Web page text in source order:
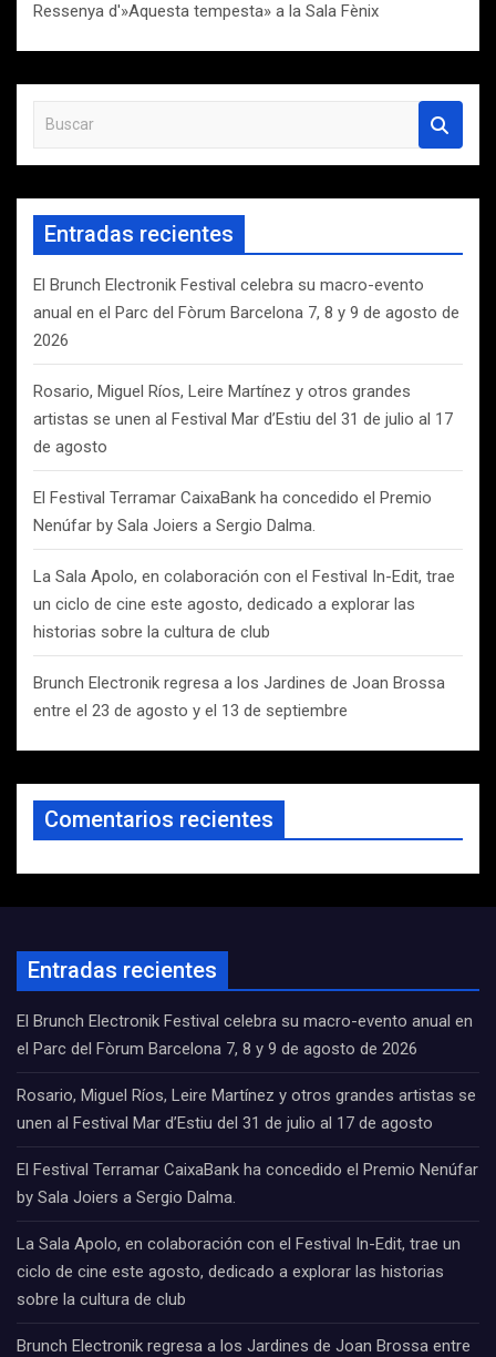
Ressenya d'»Aquesta tempesta» a la Sala Fènix
s
c
r
Entradas recientes
El Brunch Electronik Festival celebra su macro-evento
anual en el Parc del Fòrum Barcelona 7, 8 y 9 de agosto de
2026
Rosario, Miguel Ríos, Leire Martínez y otros grandes
artistas se unen al Festival Mar d’Estiu del 31 de julio al 17
de agosto
El Festival Terramar CaixaBank ha concedido el Premio
Nenúfar by Sala Joiers a Sergio Dalma.
La Sala Apolo, en colaboración con el Festival In-Edit, trae
un ciclo de cine este agosto, dedicado a explorar las
historias sobre la cultura de club
Brunch Electronik regresa a los Jardines de Joan Brossa
entre el 23 de agosto y el 13 de septiembre
Comentarios recientes
Entradas recientes
El Brunch Electronik Festival celebra su macro-evento anual en
el Parc del Fòrum Barcelona 7, 8 y 9 de agosto de 2026
Rosario, Miguel Ríos, Leire Martínez y otros grandes artistas se
unen al Festival Mar d’Estiu del 31 de julio al 17 de agosto
El Festival Terramar CaixaBank ha concedido el Premio Nenúfar
by Sala Joiers a Sergio Dalma.
La Sala Apolo, en colaboración con el Festival In-Edit, trae un
ciclo de cine este agosto, dedicado a explorar las historias
sobre la cultura de club
Brunch Electronik regresa a los Jardines de Joan Brossa entre